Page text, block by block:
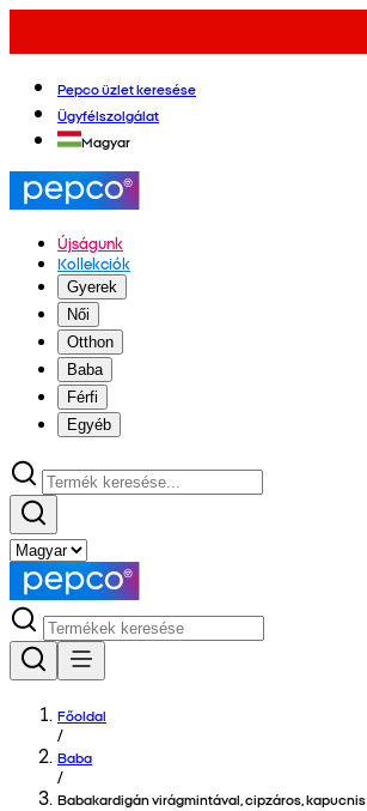
Pepco üzlet keresése
Ügyfélszolgálat
Magyar
Újságunk
Kollekciók
Gyerek
Női
Otthon
Baba
Férfi
Egyéb
Főoldal
/
Baba
/
Babakardigán virágmintával, cipzáros, kapucnis